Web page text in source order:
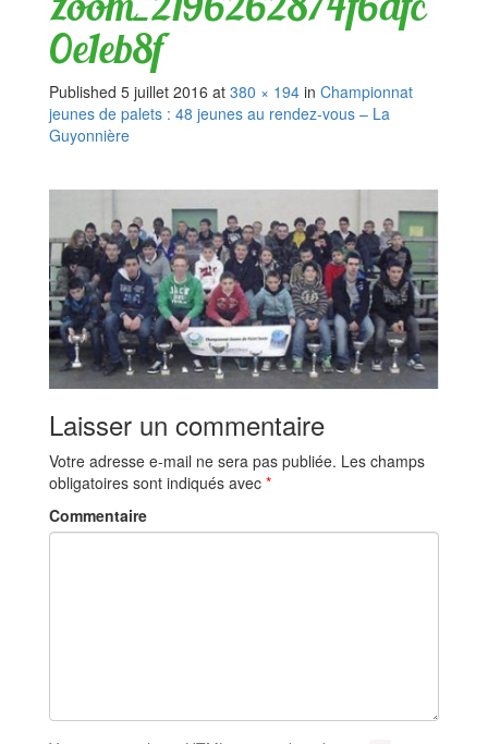
0e1eb8f
Published 5 juillet 2016 at 380 × 194 in Championnat
jeunes de palets : 48 jeunes au rendez-vous – La
Guyonnière
Laisser un commentaire
Votre adresse e-mail ne sera pas publiée. Les champs
obligatoires sont indiqués avec *
Commentaire